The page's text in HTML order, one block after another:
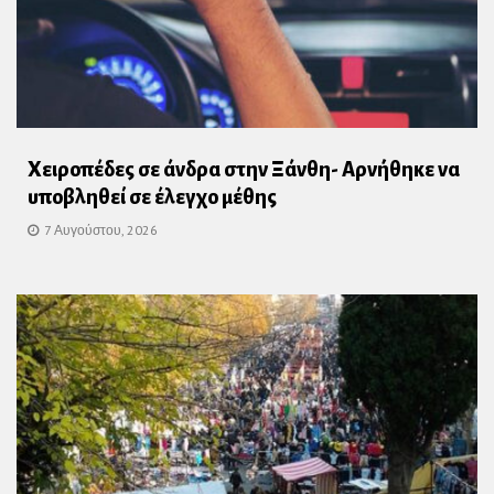
Χειροπέδες σε άνδρα στην Ξάνθη- Αρνήθηκε να
υποβληθεί σε έλεγχο μέθης
7 Αυγούστου, 2026